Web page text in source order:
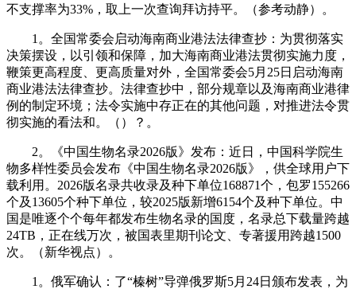
不支撑率为33%，取上一次查询拜访持平。（参考动静）。
1。全国常委会启动海南商业港法法律查抄：为贯彻落实
决策摆设，以引领和保障，加大海南商业港法贯彻实施力度，
鞭策更高程度、更高质量对外，全国常委会5月25日启动海南
商业港法法律查抄。法律查抄中，部分规章以及海南商业港律
例的制定环境；法令实施中存正在的其他问题，对推进法令贯
彻实施的看法和。（）？。
2。《中国生物名录2026版》发布：近日，中国科学院生
物多样性委员会发布《中国生物名录2026版》，供全球用户下
载利用。2026版名录共收录及种下单位168871个，包罗155266
个及13605个种下单位，较2025版新增6154个及种下单位。中
国是唯逐个个每年都发布生物名录的国度，名录总下载量跨越
24TB，正在线万次，被国表里期刊论文、专著援用跨越1500
次。（新华视点）。
1。俄军确认：了“榛树”导弹俄罗斯5月24日颁布发表，为